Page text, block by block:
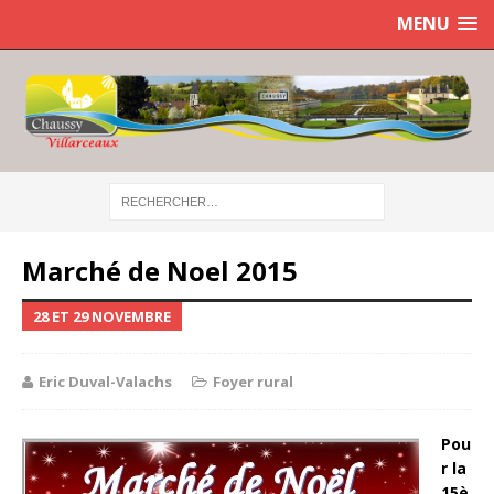
MENU
Marché de Noel 2015
28 ET 29 NOVEMBRE
Eric Duval-Valachs Foyer rural
Pou
r la